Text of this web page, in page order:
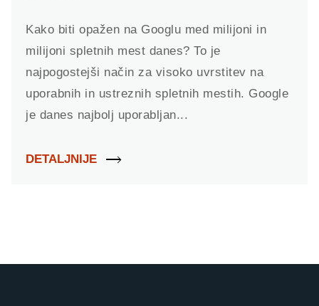
Kako biti opažen na Googlu med milijoni in
milijoni spletnih mest danes? To je
najpogostejši način za visoko uvrstitev na
uporabnih in ustreznih spletnih mestih. Google
je danes najbolj uporabljan...
DETALJNIJE